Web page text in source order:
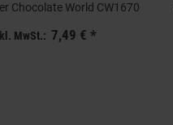
Chocolate World CW1670
MwSt.: 7,49 €*